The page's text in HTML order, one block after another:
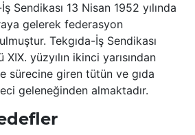
Sendikası 13 Nisan 1952 yılında
gelerek federasyon
Tekgıda-İş Sendikası
yüzyılın ikinci yarısından
sürecine giren tütün ve gıda
geleneğinden almaktadır.